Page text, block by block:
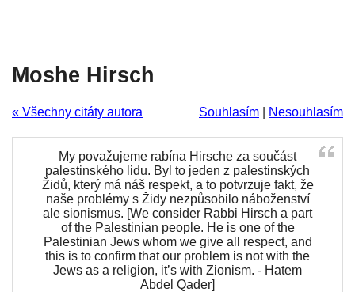
Moshe Hirsch
« Všechny citáty autora Souhlasím Nesouhlasím
My považujeme rabína Hirsche za součást
palestinského lidu. Byl to jeden z palestinských
Židů, který má náš respekt, a to potvrzuje fakt, že
naše problémy s Židy nezpůsobilo náboženství
ale sionismus. [We consider Rabbi Hirsch a part
of the Palestinian people. He is one of the
Palestinian Jews whom we give all respect, and
this is to confirm that our problem is not with the
Jews as a religion, it’s with Zionism. - Hatem
Abdel Qader]